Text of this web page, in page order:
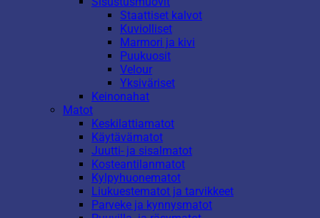
Staattiset kalvot
Kuviolliset
Marmori ja kivi
Puukuosit
Velour
Yksiväriset
Keinonahat
Matot
Keskilattiamatot
Käytävämatot
Juutti- ja sisalmatot
Kosteantilanmatot
Kylpyhuonematot
Liukuestematot ja tarvikkeet
Parveke ja kynnysmatot